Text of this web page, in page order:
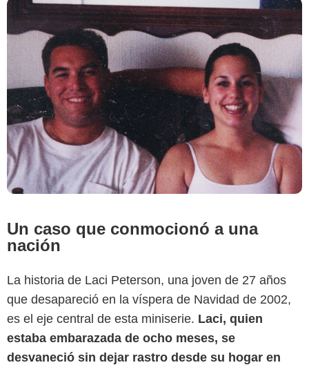
Un caso que conmocionó a una
nación
La historia de Laci Peterson, una joven de 27 años
que desapareció en la víspera de Navidad de 2002,
es el eje central de esta miniserie. Laci, quien
estaba embarazada de ocho meses, se
desvaneció sin dejar rastro desde su hogar en